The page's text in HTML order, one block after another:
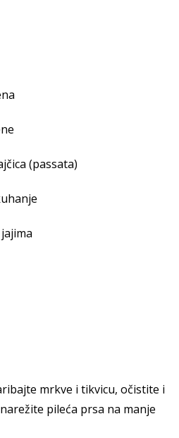
(passata)
mrkve i tikvicu, očistite i
pileća prsa na manje